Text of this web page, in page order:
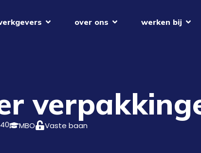
over ons werken bij
40 MBO Vaste baan